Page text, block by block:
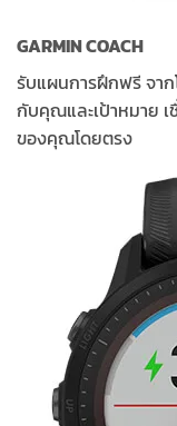
GARMIN COACH
รับแผนการฝึกฟรี จาก
กับคุณและเป้าหมาย
ของคุณโดยตรง